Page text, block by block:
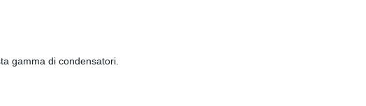
gamma di condensatori.